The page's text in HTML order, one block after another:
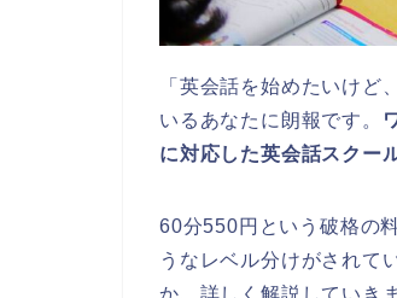
「英会話を始めたいけ
いるあなたに朗報です。
に対応した英会話スクー
60分550円という破格の
うなレベル分けがされて